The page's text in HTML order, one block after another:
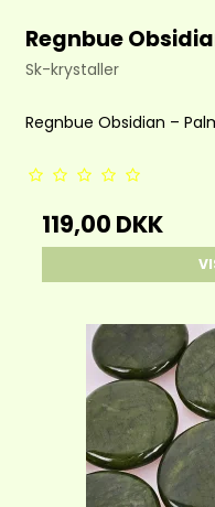
Regnbue
Sk-krystaller
Regnbue Obsidian –
119,00 DKK